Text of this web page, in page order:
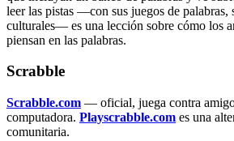
leer las pistas —con sus juegos de palabras,
culturales— es una lección sobre cómo los
piensan en las palabras.
Scrabble
Scrabble.com — oficial, juega contra
computadora. Playscrabble.com es una
comunitaria.